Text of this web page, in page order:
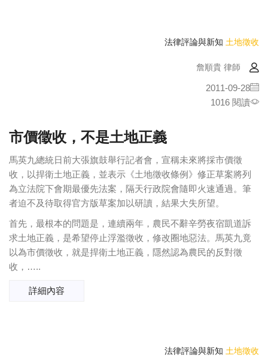
法律評論與新知 土地徵收
詹順貴 律師
2011-09-28
1016 閱讀
市價徵收，不是土地正義
馬英九總統日前大張旗鼓舉行記者會，宣稱未來將採市價徵
收，以捍衛土地正義，並表示《土地徵收條例》修正草案將列
為立法院下會期最優先法案，隔天行政院會隨即火速通過。筆
者迫不及待取得官方版草案加以研讀，結果大失所望。
首先，最根本的問題是，連續兩年，農民不辭辛勞夜宿凱道訴
求土地正義，是希望停止浮濫徵收，修改圈地惡法。馬英九竟
以為市價徵收，就是捍衛土地正義，隱然認為農民的反對徵
收，…..
詳細內容
法律評論與新知 土地徵收